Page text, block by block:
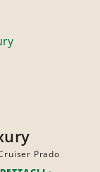
Prado